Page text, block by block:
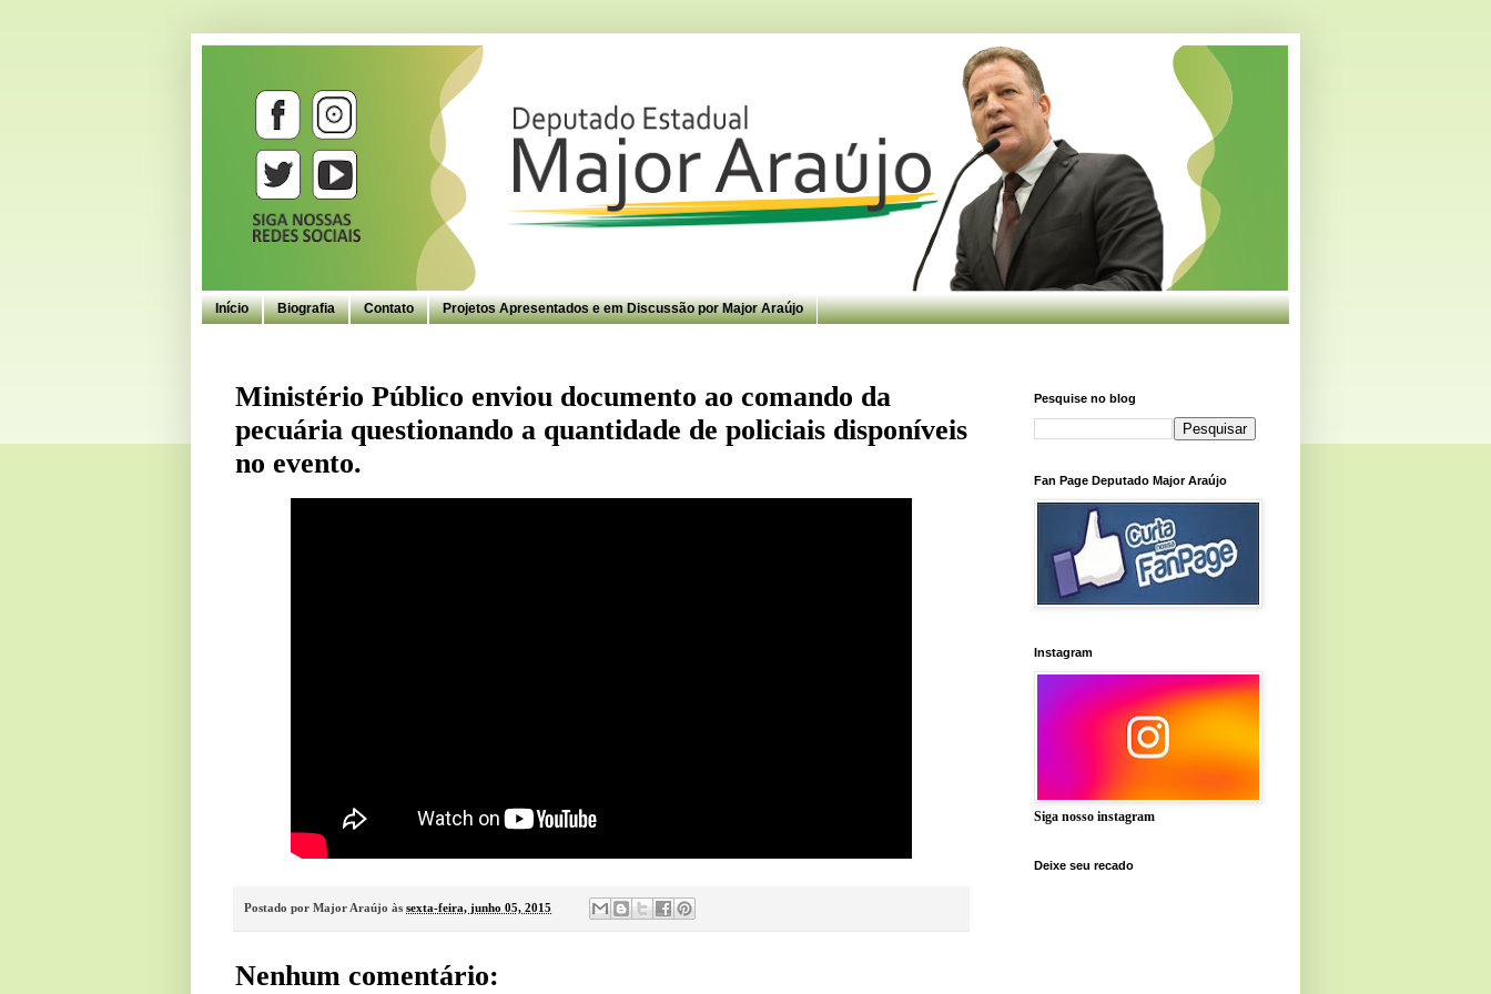
Início Biografia Contato Projetos Apresentados e em Discussão por Major Araújo
Ministério Público enviou documento ao comando da
pecuária questionando a quantidade de policiais disponíveis
no evento.
Postado por Major Araújo às sexta-feira, junho 05, 2015
Nenhum comentário:
Pesquise no blog
Fan Page Deputado Major Araújo
Instagram
Siga nosso instagram
Deixe seu recado